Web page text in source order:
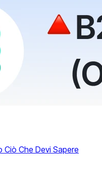
Che Devi Sapere